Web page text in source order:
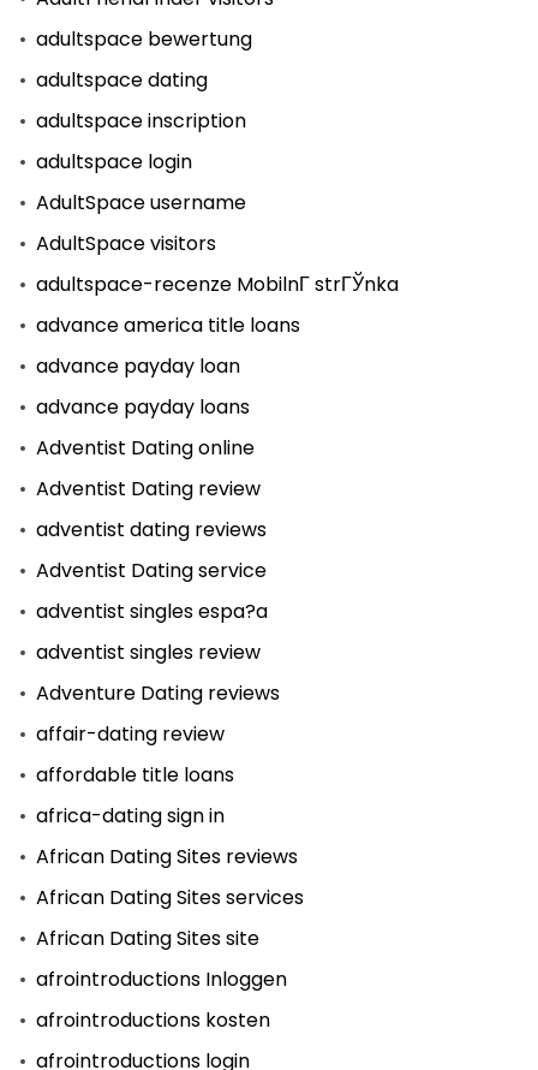
adultspace bewertung
adultspace dating
adultspace inscription
adultspace login
AdultSpace username
AdultSpace visitors
adultspace-recenze MobilnГ­ strГЎnka
advance america title loans
advance payday loan
advance payday loans
Adventist Dating online
Adventist Dating review
adventist dating reviews
Adventist Dating service
adventist singles espa?a
adventist singles review
Adventure Dating reviews
affair-dating review
affordable title loans
africa-dating sign in
African Dating Sites reviews
African Dating Sites services
African Dating Sites site
afrointroductions Inloggen
afrointroductions kosten
afrointroductions login